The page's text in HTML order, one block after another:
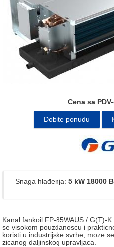
Cena sa
Dobite ponudu
Snaga hlađenja: 5 kW 18000
Kanal fankoil FP-85WAUS / G(T)-
se visokom pouzdanoscu i
koristi u industrijske svrhe, moze
zicanog daljinskog upravljaca.